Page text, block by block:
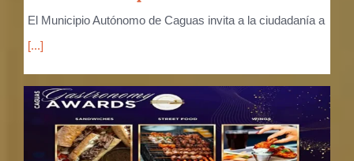
El Municipio Autónomo de Caguas invita a la ciudadanía a
[...]